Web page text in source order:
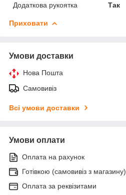
Додаткова рукоятка
Так
Приховати
Умови доставки
Нова Пошта
Самовивіз
Всі умови доставки
Умови оплати
Оплата на рахунок
Готівкою (самовивіз з магазину)
Оплата за реквізитами